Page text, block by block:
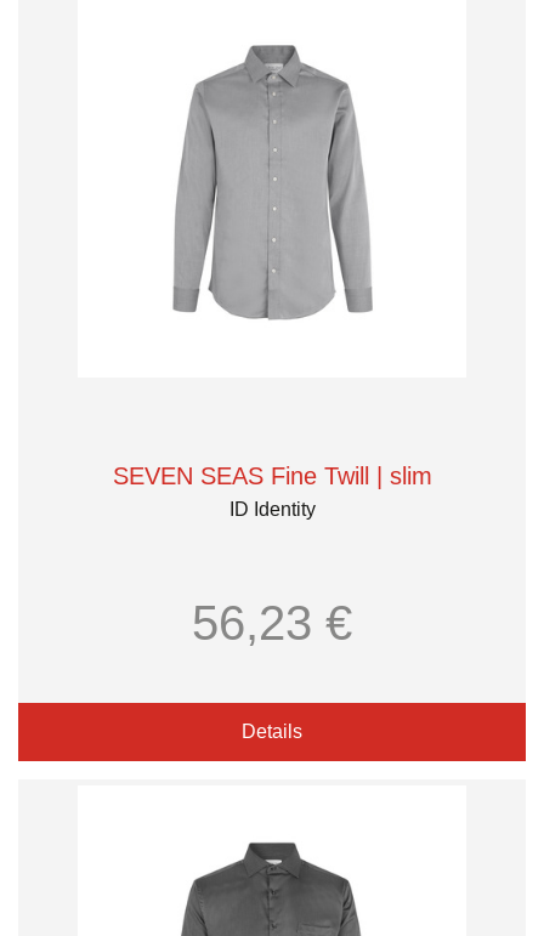
SEVEN SEAS Fine Twill | slim
ID Identity
56,23 €
Details